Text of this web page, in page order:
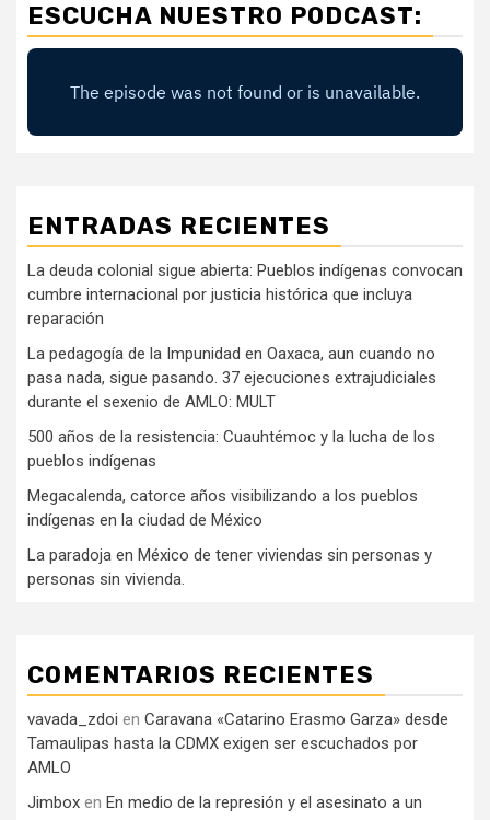
ESCUCHA NUESTRO PODCAST:
ENTRADAS RECIENTES
La deuda colonial sigue abierta: Pueblos indígenas convocan
cumbre internacional por justicia histórica que incluya
reparación
La pedagogía de la Impunidad en Oaxaca, aun cuando no
pasa nada, sigue pasando. 37 ejecuciones extrajudiciales
durante el sexenio de AMLO: MULT
500 años de la resistencia: Cuauhtémoc y la lucha de los
pueblos indígenas
Megacalenda, catorce años visibilizando a los pueblos
indígenas en la ciudad de México
La paradoja en México de tener viviendas sin personas y
personas sin vivienda.
COMENTARIOS RECIENTES
vavada_zdoi en Caravana «Catarino Erasmo Garza» desde
Tamaulipas hasta la CDMX exigen ser escuchados por
AMLO
Jimbox en En medio de la represión y el asesinato a un